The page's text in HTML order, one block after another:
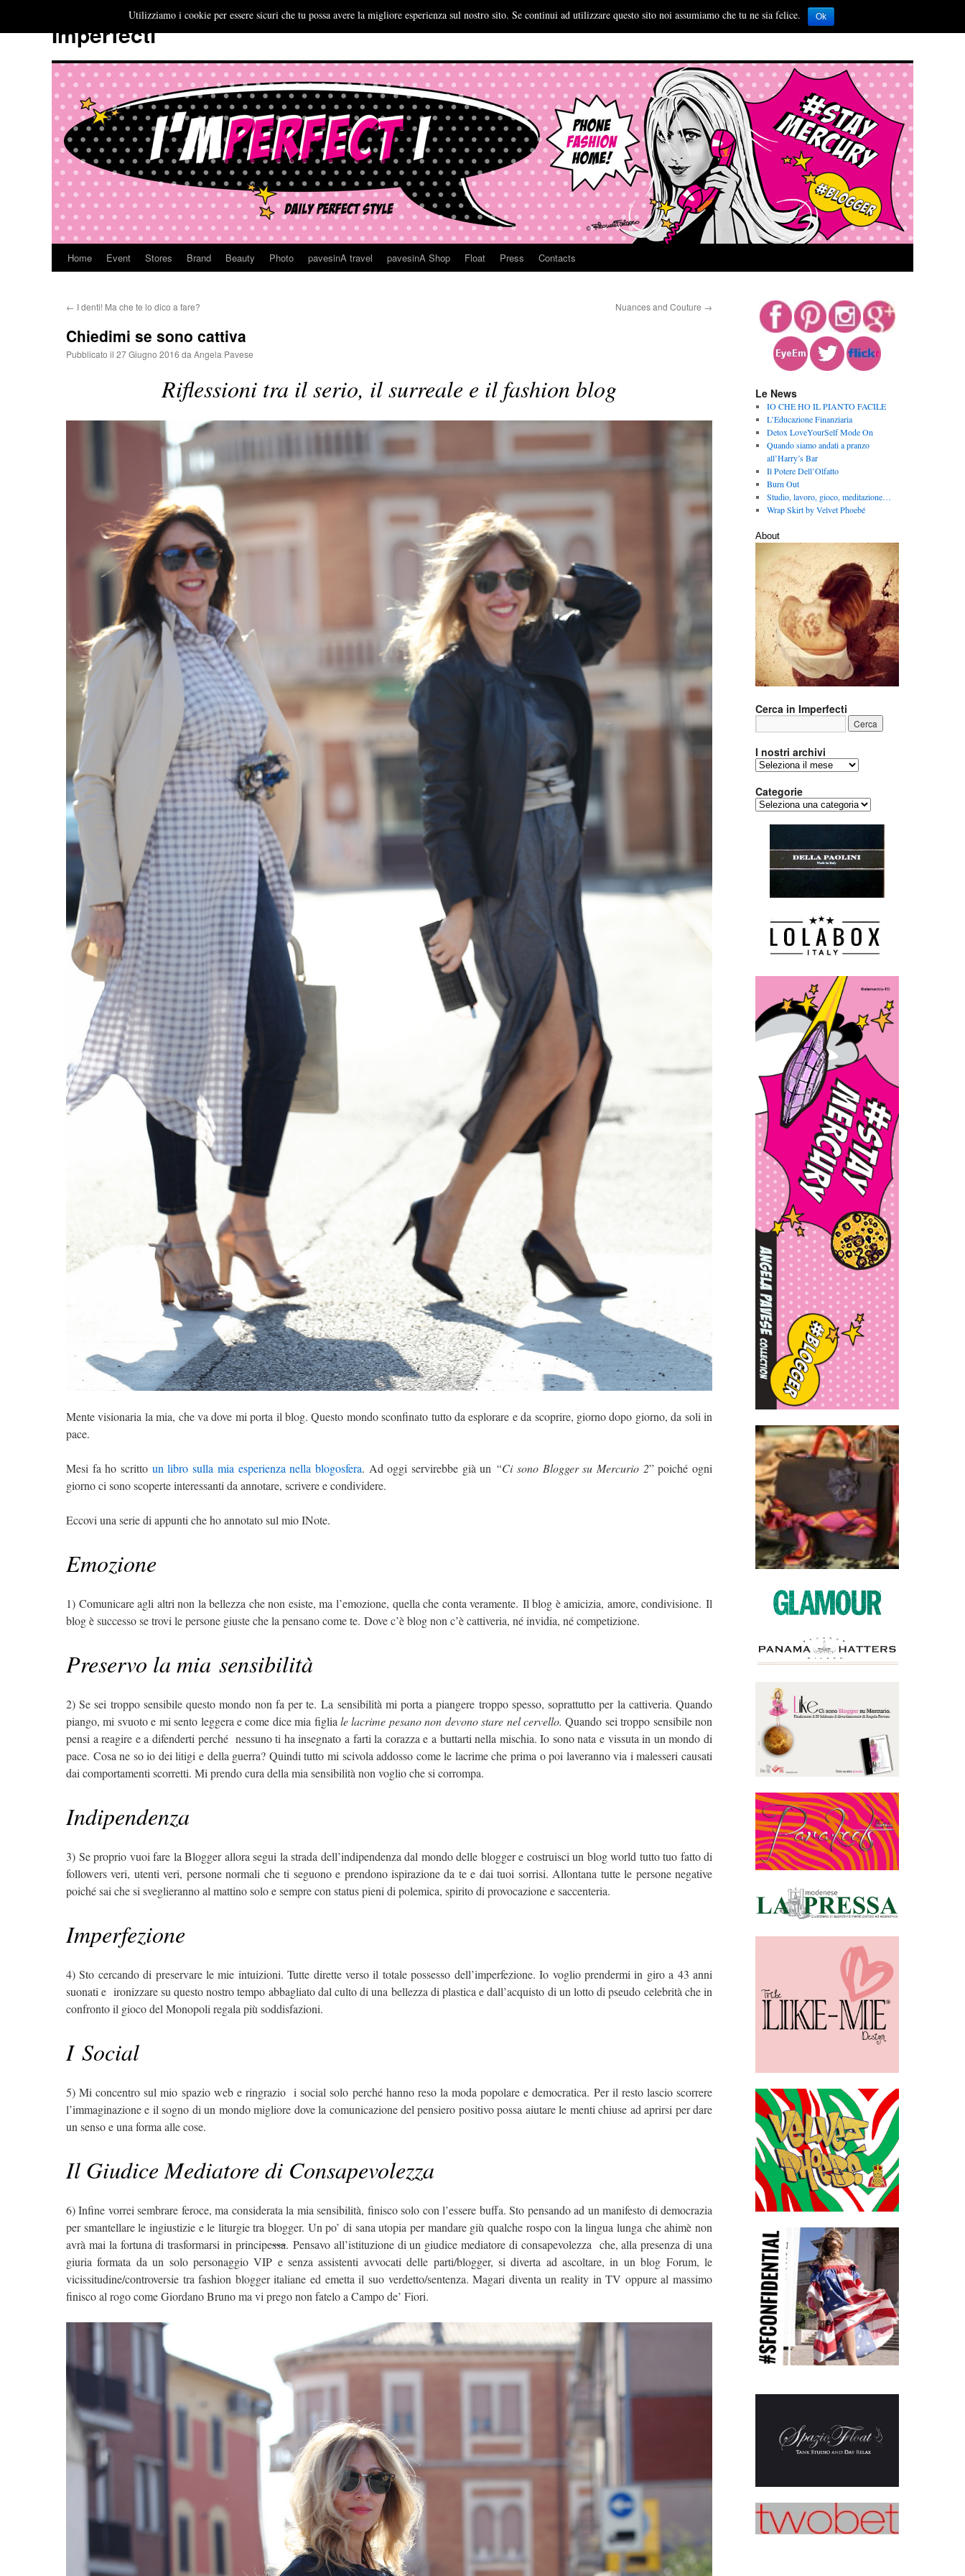
Imperfecti
Vai
contenuto
Home Event Stores Brand Beauty Photo pavesinA travel pavesinA Shop Float Press Contacts
← I denti! Ma che te lo dico a fare? Nuances and Couture →
Chiedimi se sono cattiva
Pubblicato il 27 Giugno 2016 da Angela Pavese
Riflessioni tra il serio, il surreale e il fashion blog
Mente visionaria la mia, che va dove mi porta il blog. Questo mondo sconfinato tutto da esplorare e da scoprire, giorno dopo giorno, da soli in
pace.
Mesi fa ho scritto un libro sulla mia esperienza nella blogosfera. Ad oggi servirebbe già un “Ci sono Blogger su Mercurio 2” poiché ogni
giorno ci sono scoperte interessanti da annotare, scrivere e condividere.
Eccovi una serie di appunti che ho annotato sul mio INote.
Emozione
1) Comunicare agli altri non la bellezza che non esiste, ma l’emozione, quella che conta veramente. Il blog è amicizia, amore, condivisione. Il
blog è successo se trovi le persone giuste che la pensano come te. Dove c’è blog non c’è cattiveria, né invidia, né competizione.
Preservo la mia sensibilità
2) Se sei troppo sensibile questo mondo non fa per te. La sensibilità mi porta a piangere troppo spesso, soprattutto per la cattiveria. Quando
piango, mi svuoto e mi sento leggera e come dice mia figlia le lacrime pesano non devono stare nel cervello.Quando sei troppo sensibile non
pensi a reagire e a difenderti perché nessuno ti ha insegnato a farti la corazza e a buttarti nella mischia. Io sono nata e vissuta in un mondo di
pace. Cosa ne so io dei litigi e della guerra? Quindi tutto mi scivola addosso come le lacrime che prima o poi laveranno via i malesseri causati
dai comportamenti scorretti. Mi prendo cura della mia sensibilità non voglio che si corrompa.
Indipendenza
3) Se proprio vuoi fare la Blogger allora segui la strada dell’indipendenza dal mondo delle blogger e costruisci un blog world tutto tuo fatto di
followers veri, utenti veri, persone normali che ti seguono e prendono ispirazione da te e dai tuoi sorrisi. Allontana tutte le persone negative
poiché sai che si sveglieranno al mattino solo e sempre con status pieni di polemica, spirito di provocazione e saccenteria.
Imperfezione
4) Sto cercando di preservare le mie intuizioni. Tutte dirette verso il totale possesso dell’imperfezione. Io voglio prendermi in giro a 43 anni
suonati e ironizzare su questo nostro tempo abbagliato dal culto di una bellezza di plastica e dall’acquisto di un lotto di pseudo celebrità che in
confronto il gioco del Monopoli regala più soddisfazioni.
I Social
5) Mi concentro sul mio spazio web e ringrazio i social solo perché hanno reso la moda popolare e democratica. Per il resto lascio scorrere
l’immaginazione e il sogno di un mondo migliore dove la comunicazione del pensiero positivo possa aiutare le menti chiuse ad aprirsi per dare
un senso e una forma alle cose.
Il Giudice Mediatore di Consapevolezza
6) Infine vorrei sembrare feroce, ma considerata la mia sensibilità, finisco solo con l’essere buffa. Sto pensando ad un manifesto di democrazia
per smantellare le ingiustizie e le liturgie tra blogger. Un po’ di sana utopia per mandare giù qualche rospo con la lingua lunga che ahimè non
avrà mai la fortuna di trasformarsi in principessa. Pensavo all’istituzione di un giudice mediatore di consapevolezza che, alla presenza di una
giuria formata da un solo personaggio VIP e senza assistenti avvocati delle parti/blogger, si diverta ad ascoltare, in un blog Forum, le
vicissitudine/controversie tra fashion blogger italiane ed emetta il suo verdetto/sentenza. Magari diventa un reality in TV oppure al massimo
finisco al rogo come Giordano Bruno ma vi prego non fatelo a Campo de’ Fiori.
Le News
IO CHE HO IL PIANTO FACILE
L’Educazione Finanziaria
Detox LoveYourSelf Mode On
Quando siamo andati a pranzo
all’Harry’s Bar
Il Potere Dell’Olfatto
Burn Out
Studio, lavoro, gioco, meditazione…
Wrap Skirt by Velvet Phoebé
About
Cerca in Imperfecti
I nostri archivi
archivi
Categorie
Categorie
Utilizziamo i cookie per essere sicuri che tu possa avere la migliore esperienza sul nostro sito. Se continui ad utilizzare questo sito noi assumiamo che tu ne sia felice. Ok